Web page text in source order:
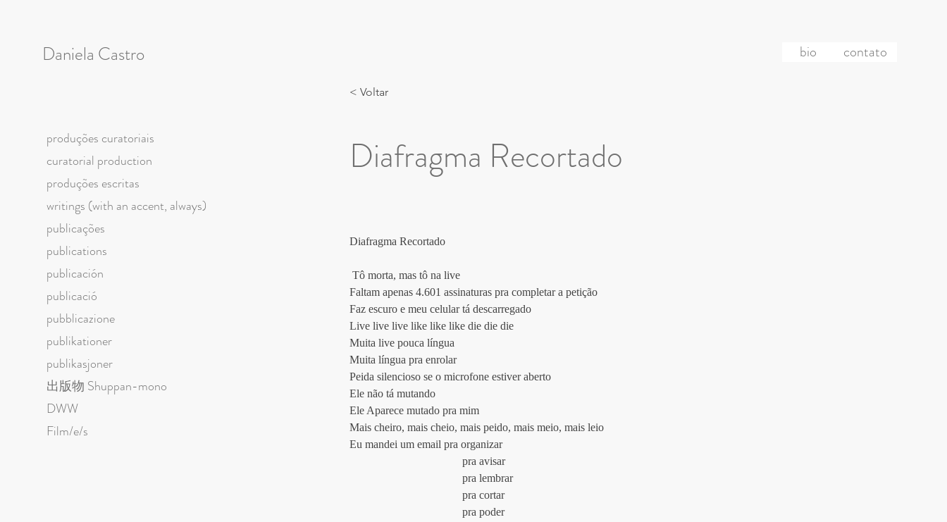
produções curatoriais
curatorial production
produções escritas
writings (with an accent, always)
publicações
publications
publicación
publicació
pubblicazione
publikationer
publikasjoner
出版物 Shuppan-mono
DWW
Film/e/s
Daniela Castro bio contato
< Voltar
Diafragma Recortado
Diafragma Recortado
Tô morta, mas tô na live
Faltam apenas 4.601 assinaturas pra completar a petição
Faz escuro e meu celular tá descarregado
Live live live like like like die die die
Muita live pouca língua
Muita língua pra enrolar
Peida silencioso se o microfone estiver aberto
Ele não tá mutando
Ele Aparece mutado pra mim
Mais cheiro, mais cheio, mais peido, mais meio, mais leio
Eu mandei um email pra organizar
				pra avisar
				pra lembrar
				pra cortar
				pra poder